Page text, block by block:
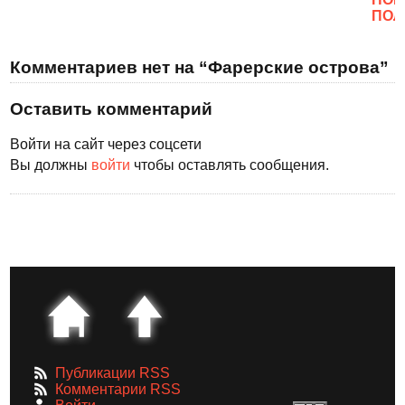
Комментариев нет на “Фарерские острова”
Оставить комментарий
Войти на сайт через соцсети
Вы должны войти чтобы оставлять сообщения.
Публикации RSS
Комментарии RSS